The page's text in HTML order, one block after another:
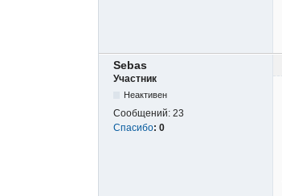
Sebas
Участник
Неактивен
Сообщений: 23
Спасибо: 0